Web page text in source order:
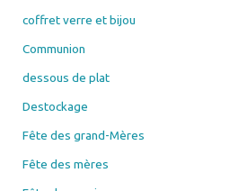
coffret verre et bijou
Communion
dessous de plat
Destockage
Fête des grand-Mères
Fête des mères